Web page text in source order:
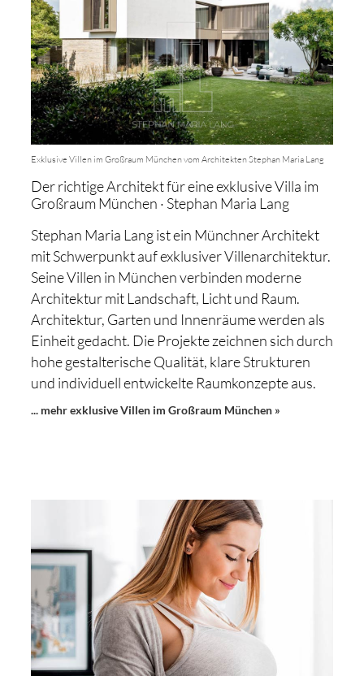
Exklusive Villen im Großraum München vom Architekten Stephan Maria Lang
Der richtige Architekt für eine exklusive Villa im
Großraum München · Stephan Maria Lang
Stephan Maria Lang ist ein Münchner Architekt
mit Schwerpunkt auf exklusiver Villenarchitektur.
Seine Villen in München verbinden moderne
Architektur mit Landschaft, Licht und Raum.
Architektur, Garten und Innenräume werden als
Einheit gedacht. Die Projekte zeichnen sich durch
hohe gestalterische Qualität, klare Strukturen
und individuell entwickelte Raumkonzepte aus.
... mehr exklusive Villen im Großraum München »